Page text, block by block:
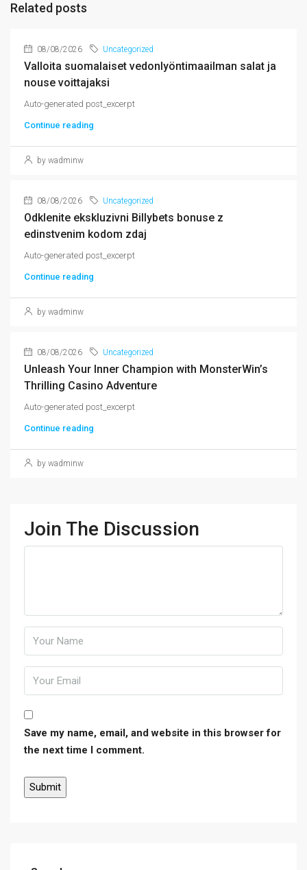
Related posts
08/08/2026 Uncategorized
Valloita suomalaiset vedonlyöntimaailman salat ja
nouse voittajaksi
Auto-generated post_excerpt
Continue reading
by wadminw
08/08/2026 Uncategorized
Odklenite ekskluzivni Billybets bonuse z
edinstvenim kodom zdaj
Auto-generated post_excerpt
Continue reading
by wadminw
08/08/2026 Uncategorized
Unleash Your Inner Champion with MonsterWin’s
Thrilling Casino Adventure
Auto-generated post_excerpt
Continue reading
by wadminw
Join The Discussion
Save my name, email, and website in this browser for
the next time I comment.